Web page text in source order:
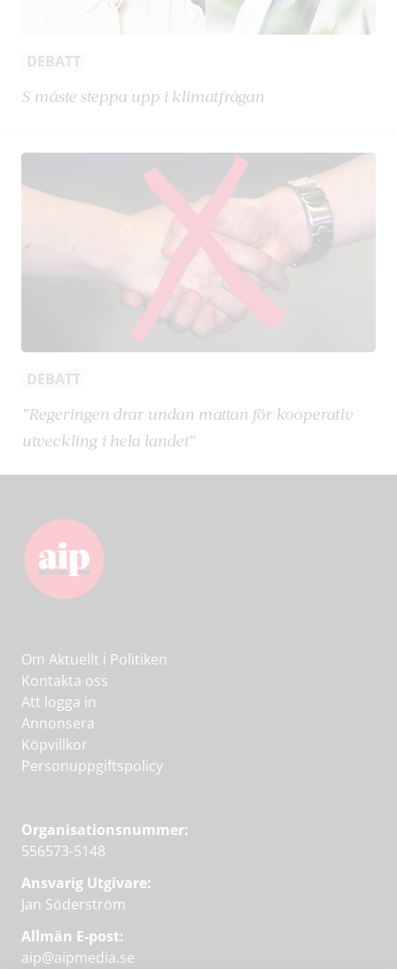
DEBATT
S måste steppa upp i klimatfrågan
DEBATT
”Regeringen drar undan mattan för kooperativ
utveckling i hela landet”
Om Aktuellt i Politiken
Kontakta oss
Att logga in
Annonsera
Köpvillkor
Personuppgiftspolicy
Organisationsnummer:
556573-5148
Ansvarig Utgivare:
Jan Söderström
Allmän E-post:
aip@aipmedia.se